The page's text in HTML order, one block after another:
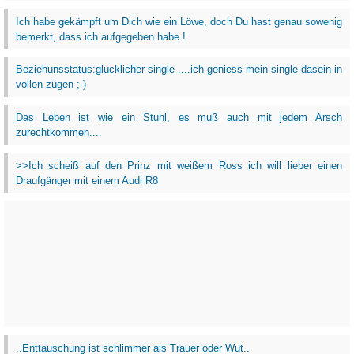
Ich habe gekämpft um Dich wie ein Löwe, doch Du hast genau sowenig
bemerkt, dass ich aufgegeben habe !
Beziehunsstatus:glücklicher single ....ich geniess mein single dasein in
vollen zügen ;-)
Das Leben ist wie ein Stuhl, es muß auch mit jedem Arsch
zurechtkommen....
>>Ich scheiß auf den Prinz mit weißem Ross ich will lieber einen
Draufgänger mit einem Audi R8
..Enttäuschung ist schlimmer als Trauer oder Wut..